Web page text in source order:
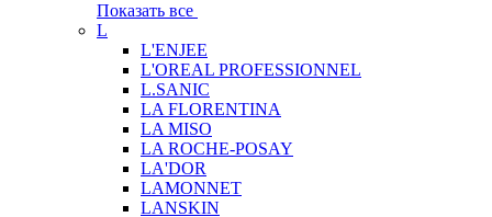
Показать все
L
L'ENJEE
L'OREAL PROFESSIONNEL
L.SANIC
LA FLORENTINA
LA MISO
LA ROCHE-POSAY
LA'DOR
LAMONNET
LANSKIN